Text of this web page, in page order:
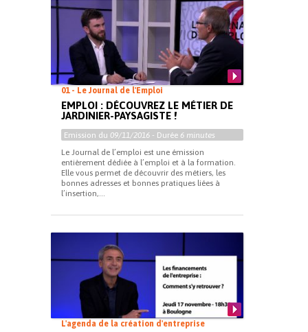
01 - Le Journal de l'Emploi
EMPLOI : DÉCOUVREZ LE MÉTIER DE
JARDINIER-PAYSAGISTE !
Emission du 09/11/2016 - Durée 6 minutes
Le Journal de l’emploi est une émission
entièrement dédiée à l’emploi et à la formation.
Elle vous permet de découvrir des métiers, les
bonnes adresses et bonnes pratiques liées à
l’insertion,...
L'agenda de la création d'entreprise